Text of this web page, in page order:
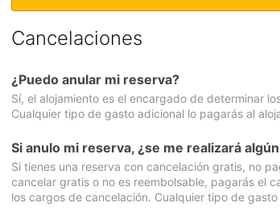
Cancelaciones
¿Puedo anular mi reserva?
Sí, el alojamiento es el encargado de determinar
Cualquier tipo de gasto adicional lo pagarás al
Si anulo mi reserva, ¿se me realizará
Si tienes una reserva con cancelación gratis, no
cancelar gratis o no es reembolsable, pagarás el
los cargos de cancelación. Cualquier tipo de